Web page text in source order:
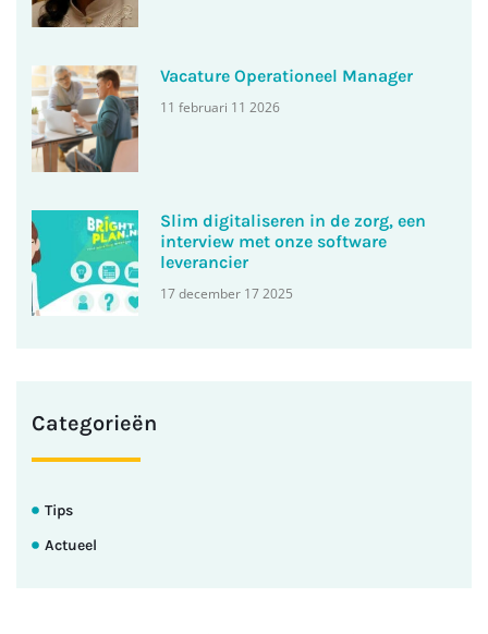
Vacature Operationeel Manager
11 februari 11 2026
Slim digitaliseren in de zorg, een
interview met onze software
leverancier
17 december 17 2025
Categorieën
Tips
Actueel